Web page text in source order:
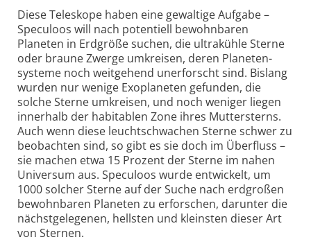
Diese Teleskope haben eine gewaltige Aufgabe –
Speculoos will nach potentiell bewohn­baren
Planeten in Erd­größe suchen, die ultra­kühle Sterne
oder braune Zwerge umkreisen, deren Planeten­
systeme noch weit­gehend unerforscht sind. Bislang
wurden nur wenige Exo­planeten gefunden, die
solche Sterne umkreisen, und noch weniger liegen
innerhalb der habitablen Zone ihres Mutter­sterns.
Auch wenn diese leucht­schwachen Sterne schwer zu
beobachten sind, so gibt es sie doch im Über­fluss –
sie machen etwa 15 Prozent der Sterne im nahen
Universum aus. Speculoos wurde entwickelt, um
1000 solcher Sterne auf der Suche nach erd­großen
bewohn­baren Planeten zu erforschen, darunter die
nächst­gelegenen, hellsten und kleinsten dieser Art
von Sternen.